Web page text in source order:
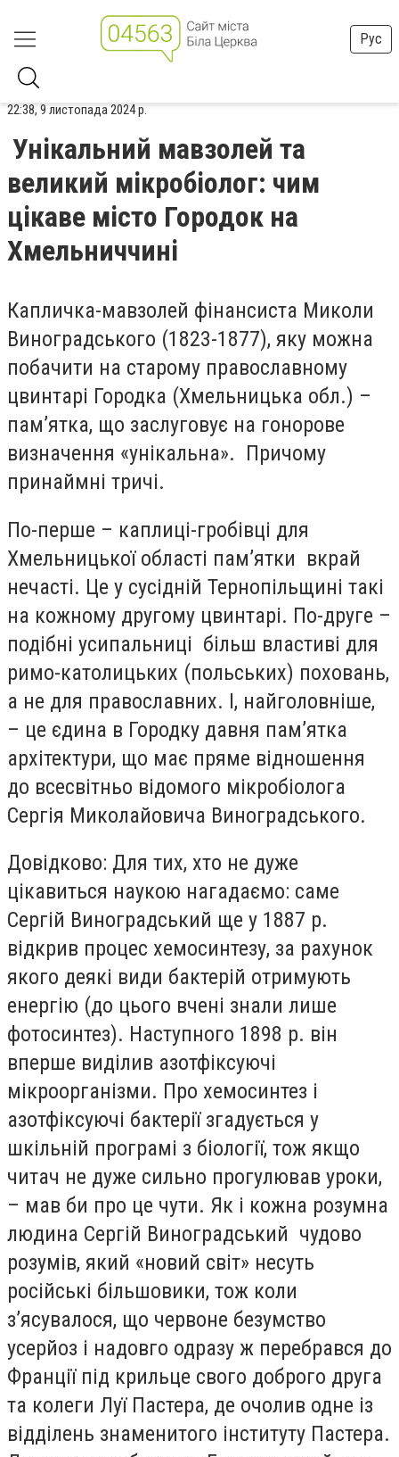
Рус
22:38, 9 листопада 2024 р.
Унікальний мавзолей та
великий мікробіолог: чим
цікаве місто Городок на
Хмельниччині
Капличка-мавзолей фінансиста Миколи
Виноградського (1823-1877), яку можна
побачити на старому православному
цвинтарі Городка (Хмельницька обл.) –
пам’ятка, що заслуговує на гонорове
визначення «унікальна». Причому
принаймні тричі.
По-перше – каплиці-гробівці для
Хмельницької області пам’ятки вкрай
нечасті. Це у сусідній Тернопільщині такі
на кожному другому цвинтарі. По-друге –
подібні усипальниці більш властиві для
римо-католицьких (польських) поховань,
а не для православних. І, найголовніше,
– це єдина в Городку давня пам’ятка
архітектури, що має пряме відношення
до всесвітньо відомого мікробіолога
Сергія Миколайовича Виноградського.
Довідково: Для тих, хто не дуже
цікавиться наукою нагадаємо: саме
Сергій Виноградський ще у 1887 р.
відкрив процес хемосинтезу, за рахунок
якого деякі види бактерій отримують
енергію (до цього вчені знали лише
фотосинтез). Наступного 1898 р. він
вперше виділив азотфіксуючі
мікроорганізми. Про хемосинтез і
азотфіксуючі бактерії згадується у
шкільній програмі з біології, тож якщо
читач не дуже сильно прогулював уроки,
– мав би про це чути. Як і кожна розумна
людина Сергій Виноградський чудово
розумів, який «новий світ» несуть
російські більшовики, тож коли
з’ясувалося, що червоне безумство
усерйоз і надовго одразу ж перебрався до
Франції під крильце свого доброго друга
та колеги Луї Пастера, де очолив одне із
відділень знаменитого інституту Пастера.